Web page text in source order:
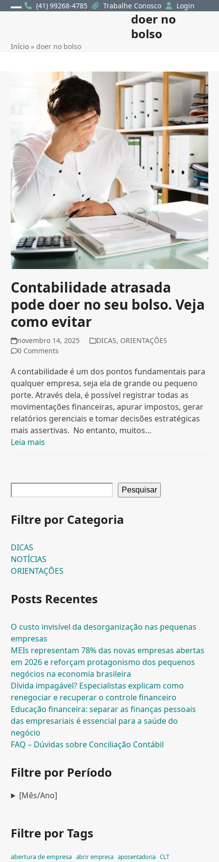
Skip
(41) 99268-4785 Trabalhe Conosco Login
menu
menu
doer no
bolso
Início » doer no bolso
Contabilidade atrasada
pode doer no seu bolso. Veja
como evitar
novembro 14, 2025 DICAS, ORIENTAÇÕES
0 Comments
A contabilidade é um dos pontos fundamentais para
qualquer empresa, seja ela de grande ou pequeno
porte. Através dela, é possível registrar todas as
movimentações financeiras, apurar impostos, gerar
relatórios gerenciais e tomar decisões estratégicas
mais assertivas. No entanto, muitos…
Leia mais
Pesquisar
Filtre por Categoria
DICAS
NOTÍCIAS
ORIENTAÇÕES
Posts Recentes
O custo invisível da desorganização nas pequenas
empresas
MEIs representam 78% das novas empresas abertas
em 2026 e reforçam protagonismo dos pequenos
negócios na economia brasileira
Dívida impagável? Especialistas explicam como
renegociar e recuperar o controle financeiro
Educação financeira: separar as finanças pessoais
das empresariais é essencial para a saúde do
negócio
FAQ – Dúvidas sobre Conciliação Contábil
Filtre por Período
[Mês/Ano]
Filtre por Tags
abertura de empresa abrir empresa aposentadoria
CLT